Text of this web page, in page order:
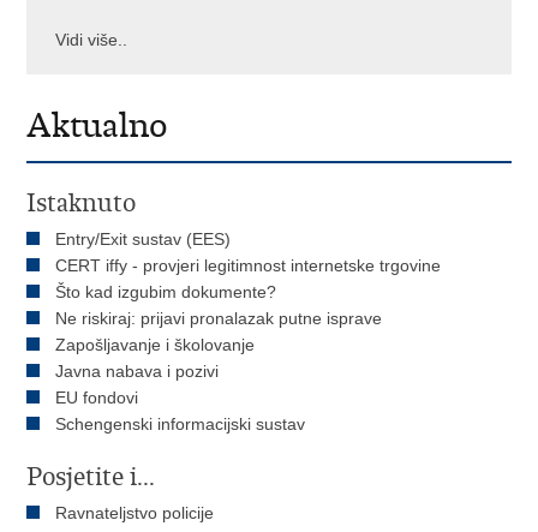
Vidi više..
Aktualno
Istaknuto
Entry/Exit sustav (EES)
CERT iffy - provjeri legitimnost internetske trgovine
Što kad izgubim dokumente?
Ne riskiraj: prijavi pronalazak putne isprave
Zapošljavanje i školovanje
Javna nabava i pozivi
EU fondovi
Schengenski informacijski sustav
Posjetite i...
Ravnateljstvo policije